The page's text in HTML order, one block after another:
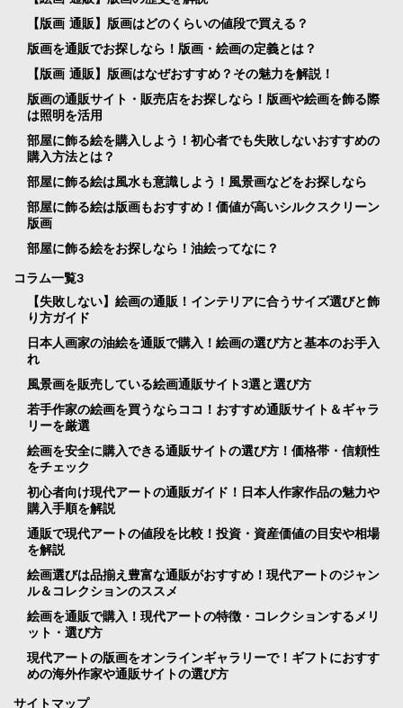
【版画 通販】版画はどのくらいの値段で買える？
版画を通販でお探しなら！版画・絵画の定義とは？
【版画 通販】版画はなぜおすすめ？その魅力を解説！
版画の通販サイト・販売店をお探しなら！版画や絵画を飾る際
は照明を活用
部屋に飾る絵を購入しよう！初心者でも失敗しないおすすめの
購入方法とは？
部屋に飾る絵は風水も意識しよう！風景画などをお探しなら
部屋に飾る絵は版画もおすすめ！価値が高いシルクスクリーン
版画
部屋に飾る絵をお探しなら！油絵ってなに？
コラム一覧3
【失敗しない】絵画の通販！インテリアに合うサイズ選びと飾
り方ガイド
日本人画家の油絵を通販で購入！絵画の選び方と基本のお手入
れ
風景画を販売している絵画通販サイト3選と選び方
若手作家の絵画を買うならココ！おすすめ通販サイト＆ギャラ
リーを厳選
絵画を安全に購入できる通販サイトの選び方！価格帯・信頼性
をチェック
初心者向け現代アートの通販ガイド！日本人作家作品の魅力や
購入手順を解説
通販で現代アートの値段を比較！投資・資産価値の目安や相場
を解説
絵画選びは品揃え豊富な通販がおすすめ！現代アートのジャン
ル＆コレクションのススメ
絵画を通販で購入！現代アートの特徴・コレクションするメリ
ット・選び方
現代アートの版画をオンラインギャラリーで！ギフトにおすす
めの海外作家や通販サイトの選び方
サイトマップ